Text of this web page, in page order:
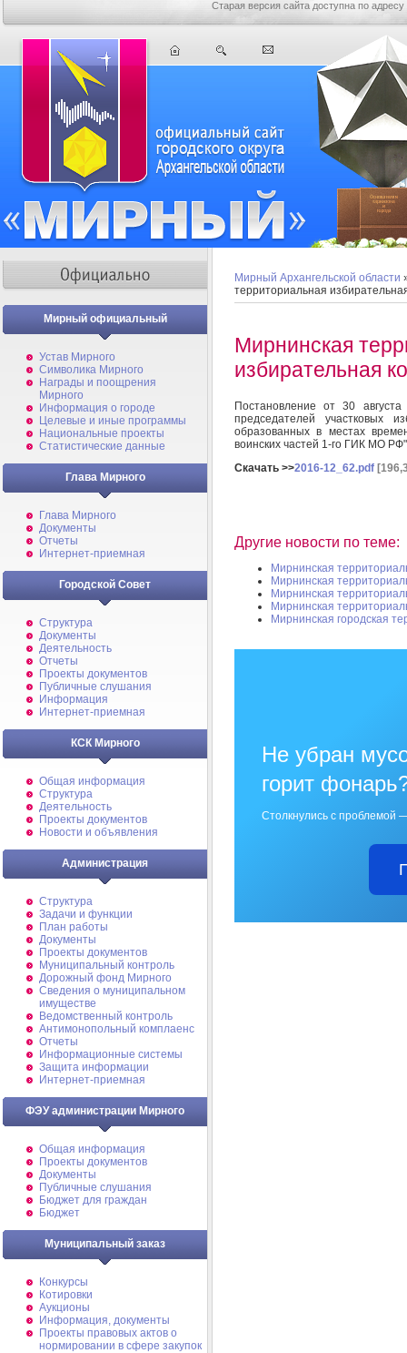
Старая версия сайта доступна по адресу
Мирный официальный
Устав Мирного
Символика Мирного
Награды и поощрения
Мирного
Информация о городе
Целевые и иные программы
Национальные проекты
Статистические данные
Глава Мирного
Глава Мирного
Документы
Отчеты
Интернет-приемная
Городской Совет
Структура
Документы
Деятельность
Отчеты
Проекты документов
Публичные слушания
Информация
Интернет-приемная
КСК Мирного
Общая информация
Структура
Деятельность
Проекты документов
Новости и объявления
Администрация
Структура
Задачи и функции
План работы
Документы
Проекты документов
Муниципальный контроль
Дорожный фонд Мирного
Cведения о муниципальном
имуществе
Ведомственный контроль
Антимонопольный комплаенс
Отчеты
Информационные системы
Защита информации
Интернет-приемная
ФЭУ администрации Мирного
Общая информация
Проекты документов
Документы
Публичные слушания
Бюджет для граждан
Бюджет
Муниципальный заказ
Конкурсы
Котировки
Аукционы
Информация, документы
Проекты правовых актов о
нормировании в сфере закупок
Мирный Архангельской области
территориальная
Мирнинская
избирательная
Постановление от 30
председателей участковых
образованных в местах
воинских частей 1-го ГИК МО РФ"
Скачать >>2016-12_62.pdf
Другие новости по теме:
Мирнинская
Мирнинская
Мирнинская
Мирнинская
Мирнинская городская
Не убран
горит
Столкнулись с проблемой